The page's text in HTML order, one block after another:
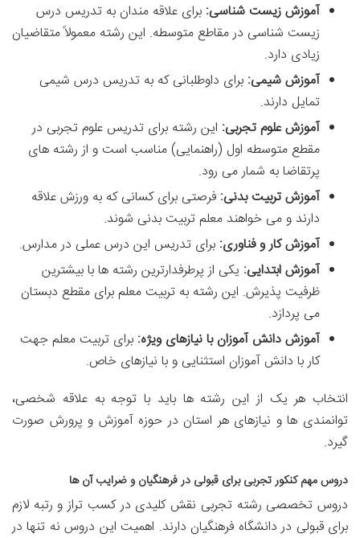
آموزش زیست شناسی: برای علاقه مندان به تدریس درس
زیست شناسی در مقاطع متوسطه. این رشته معمولاً متقاضیان
زیادی دارد.
آموزش شیمی: برای داوطلبانی که به تدریس درس شیمی
تمایل دارند.
آموزش علوم تجربی: این رشته برای تدریس علوم تجربی در
مقطع متوسطه اول (راهنمایی) مناسب است و از رشته های
پرتقاضا به شمار می رود.
آموزش تربیت بدنی: فرصتی برای کسانی که به ورزش علاقه
دارند و می خواهند معلم تربیت بدنی شوند.
آموزش کار و فناوری: برای تدریس این درس عملی در مدارس.
آموزش ابتدایی: یکی از پرطرفدارترین رشته ها با بیشترین
ظرفیت پذیرش. این رشته به تربیت معلم برای مقطع دبستان
می پردازد.
آموزش دانش آموزان با نیازهای ویژه: برای تربیت معلم جهت
کار با دانش آموزان استثنایی و با نیازهای خاص.
انتخاب هر یک از این رشته ها باید با توجه به علاقه شخصی،
توانمندی ها و نیازهای هر استان در حوزه آموزش و پرورش صورت
گیرد.
دروس مهم کنکور تجربی برای قبولی در فرهنگیان و ضرایب آن ها
دروس تخصصی رشته تجربی نقش کلیدی در کسب تراز و رتبه لازم
برای قبولی در دانشگاه فرهنگیان دارند. اهمیت این دروس نه تنها در